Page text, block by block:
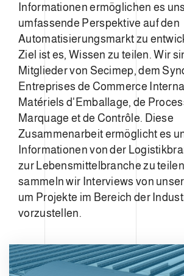
Informationen ermöglichen es
umfassende Perspektive auf den
Automatisierungsmarkt zu
Ziel ist es, Wissen zu teilen. Wir
Mitglieder von Secimep, dem
Entreprises de Commerce
Matériels d'Emballage, de
Marquage et de Contrôle. Diese
Zusammenarbeit ermöglicht es
Informationen von der
zur Lebensmittelbranche zu
sammeln wir Interviews von
um Projekte im Bereich der
vorzustellen.